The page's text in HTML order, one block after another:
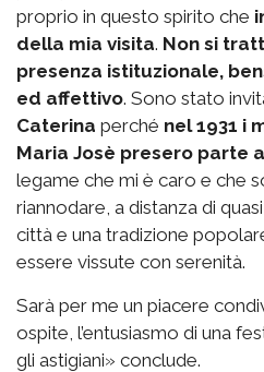
proprio in questo spirito che
della mia visita. Non si
presenza istituzionale,
ed affettivo. Sono stato
Caterina perché nel 1931 i
Maria Josè presero parte
legame che mi è caro e che
riannodare, a distanza di
città e una tradizione
essere vissute con serenità.
Sarà per me un piacere
ospite, l’entusiasmo di una
gli astigiani» conclude.